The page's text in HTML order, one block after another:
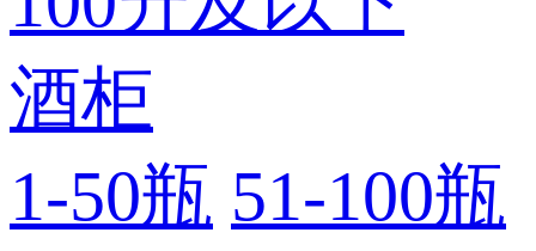
酒柜
1-50瓶 51-100瓶